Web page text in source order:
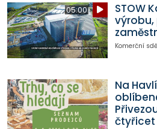
05:00
STOW
výrobu,
Komerční
Na
čtyřicet